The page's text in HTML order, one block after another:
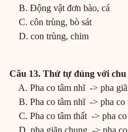
B. Động vật đơn bào, cá
C. côn trùng, bò sát
D. con trùng, chim
Câu 13. Thứ tự đúng với
A. Pha co tâm nhĩ -> pha
B. Pha co tâm nhĩ -> pha co
C. Pha co tâm thất -> pha
D. pha giãn chung -> pha